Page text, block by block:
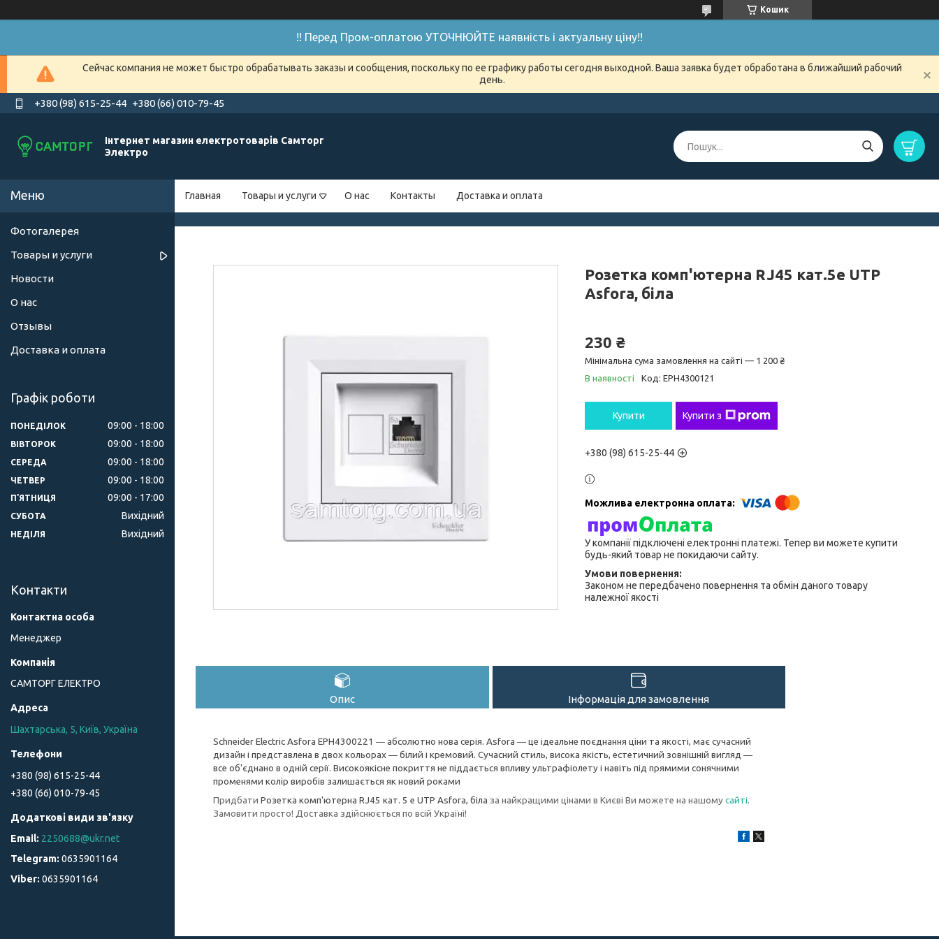
Кошик
!! Перед Пром-оплатою УТОЧНЮЙТЕ наявність і актуальну ціну!!
Сейчас компания не может быстро обрабатывать заказы и сообщения, поскольку по ее графику работы сегодня выходной. Ваша заявка будет обработана в ближайший рабочий
день.
+380 (98) 615-25-44 +380 (66) 010-79-45
Інтернет магазин електротоварів Самторг
Электро
Главная Товары и услуги О нас Контакты Доставка и оплата
Розетка комп'ютерна RJ45 кат.5е UTP
Asfora, біла
230 ₴
Мінімальна сума замовлення на сайті — 1 200 ₴
В наявності
Код: EPH4300121
Купити Купити з
+380 (98) 615-25-44
У компанії підключені електронні платежі. Тепер ви можете купити
будь-який товар не покидаючи сайту.
Законом не передбачено повернення та обмін даного товару
належної якості
Опис Інформація для замовлення
Schneider Electric Asfora EPH4300221 ― абсолютно нова серія. Asfora ― це ідеальне поєднання ціни та якості, має сучасний
дизайн і представлена в двох кольорах ― білий і кремовий. Сучасний стиль, висока якість, естетичний зовнішній вигляд ―
все об'єднано в одній серії. Високоякісне покриття не піддається впливу ультрафіолету і навіть під прямими сонячними
променями колір виробів залишається як новий роками
Придбати Розетка комп'ютерна RJ45 кат. 5 е UTP Asfora, біла за найкращими цінами в Києві Ви можете на нашому сайті.
Замовити просто! Доставка здійснюється по всій Україні!
Фотогалерея
Товары и услуги
Новости
О нас
Отзывы
Доставка и оплата
Графік роботи
ПОНЕДІЛОК 09:00 18:00
ВІВТОРОК 09:00 18:00
СЕРЕДА 09:00 18:00
ЧЕТВЕР 09:00 18:00
ПʼЯТНИЦЯ 09:00 17:00
СУБОТА Вихідний
НЕДІЛЯ Вихідний
Контакти
Менеджер
САМТОРГ ЕЛЕКТРО
Шахтарська, 5, Київ, Україна
+380 (98) 615-25-44
+380 (66) 010-79-45
2250688@ukr.net
0635901164
0635901164